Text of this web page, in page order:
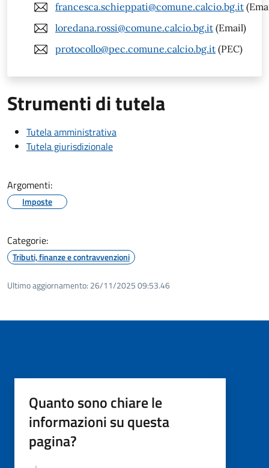
francesca.schieppati@comune.calcio.bg.it
loredana.rossi@comune.calcio.bg.it (Email)
protocollo@pec.comune.calcio.bg.it (PEC)
Strumenti di tutela
Tutela amministrativa
Tutela giurisdizionale
Argomenti:
Imposte
Categorie:
Tributi, finanze e contravvenzioni
Ultimo aggiornamento: 26/11/2025 09:53.46
Quanto sono chiare le
informazioni su questa
pagina?